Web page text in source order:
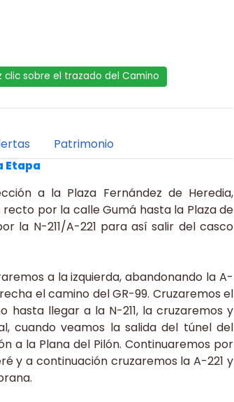
clic sobre el trazado del Camino
Patrimonio
Etapa
a la Plaza Fernández de Heredia,
por la calle Gumá hasta la Plaza de
la N-211/A-221 para así salir del casco
a la izquierda, abandonando la A-
el camino del GR-99. Cruzaremos el
hasta llegar a la N-211, la cruzaremos y
cuando veamos la salida del túnel del
a la Plana del Pilón. Continuaremos por
y a continuación cruzaremos la A-221 y